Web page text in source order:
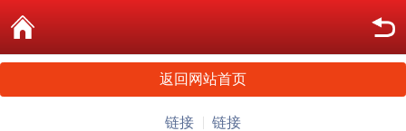
返回网站首页
链接 链接